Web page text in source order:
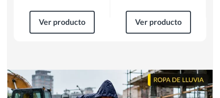
Ver producto Ver producto